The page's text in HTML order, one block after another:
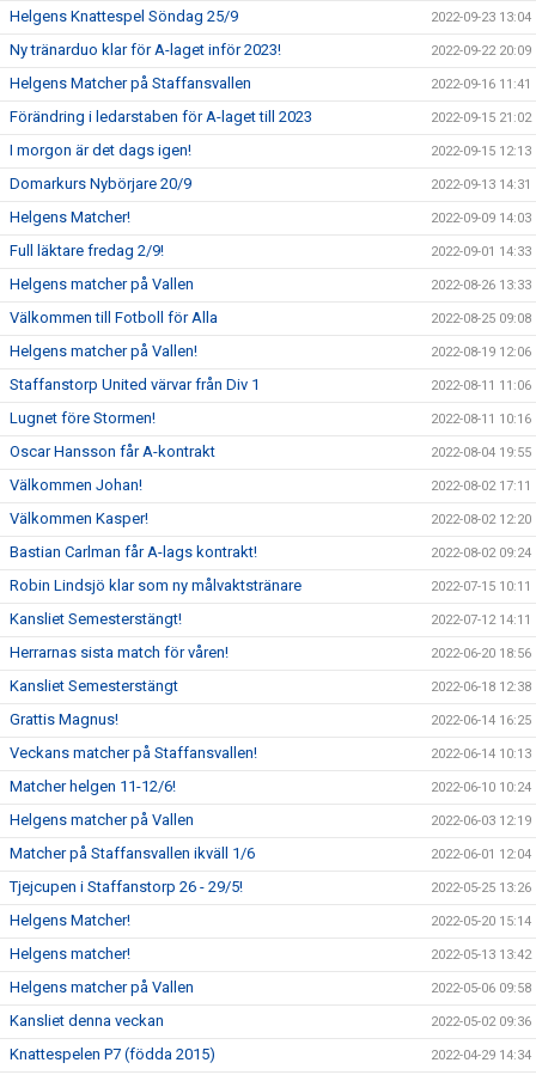
Helgens Knattespel Söndag 25/9 2022-09-23 13:04
Ny tränarduo klar för A-laget inför 2023! 2022-09-22 20:09
Helgens Matcher på Staffansvallen 2022-09-16 11:41
Förändring i ledarstaben för A-laget till 2023 2022-09-15 21:02
I morgon är det dags igen! 2022-09-15 12:13
Domarkurs Nybörjare 20/9 2022-09-13 14:31
Helgens Matcher! 2022-09-09 14:03
Full läktare fredag 2/9! 2022-09-01 14:33
Helgens matcher på Vallen 2022-08-26 13:33
Välkommen till Fotboll för Alla 2022-08-25 09:08
Helgens matcher på Vallen! 2022-08-19 12:06
Staffanstorp United värvar från Div 1 2022-08-11 11:06
Lugnet före Stormen! 2022-08-11 10:16
Oscar Hansson får A-kontrakt 2022-08-04 19:55
Välkommen Johan! 2022-08-02 17:11
Välkommen Kasper! 2022-08-02 12:20
Bastian Carlman får A-lags kontrakt! 2022-08-02 09:24
Robin Lindsjö klar som ny målvaktstränare 2022-07-15 10:11
Kansliet Semesterstängt! 2022-07-12 14:11
Herrarnas sista match för våren! 2022-06-20 18:56
Kansliet Semesterstängt 2022-06-18 12:38
Grattis Magnus! 2022-06-14 16:25
Veckans matcher på Staffansvallen! 2022-06-14 10:13
Matcher helgen 11-12/6! 2022-06-10 10:24
Helgens matcher på Vallen 2022-06-03 12:19
Matcher på Staffansvallen ikväll 1/6 2022-06-01 12:04
Tjejcupen i Staffanstorp 26 - 29/5! 2022-05-25 13:26
Helgens Matcher! 2022-05-20 15:14
Helgens matcher! 2022-05-13 13:42
Helgens matcher på Vallen 2022-05-06 09:58
Kansliet denna veckan 2022-05-02 09:36
Knattespelen P7 (födda 2015) 2022-04-29 14:34